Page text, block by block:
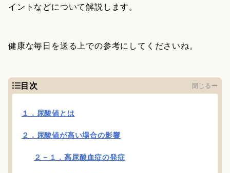
イントなどについて解説します。
健康な毎日を送る上での参考にしてくださいね。
目次 閉じる
１．尿酸値とは
２．尿酸値が高い場合の影響
２－１．高尿酸血症の発症